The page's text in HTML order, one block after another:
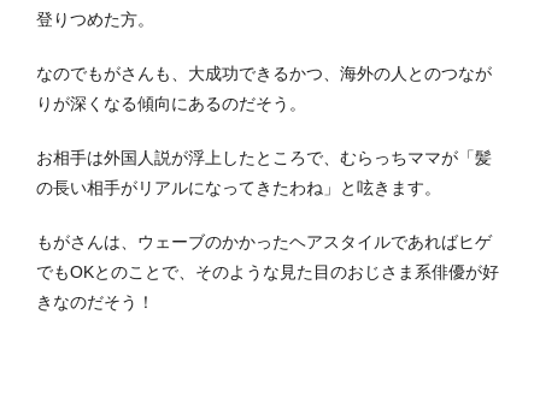
登りつめた方。
なのでもがさんも、大成功できるかつ、海外の人とのつなが
りが深くなる傾向にあるのだそう。
お相手は外国人説が浮上したところで、むらっちママが「髪
の長い相手がリアルになってきたわね」と呟きます。
もがさんは、ウェーブのかかったヘアスタイルであればヒゲ
でもOKとのことで、そのような見た目のおじさま系俳優が好
きなのだそう！